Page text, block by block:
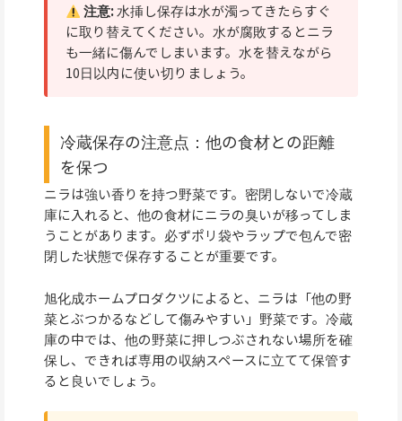
注意:水挿し保存は水が濁ってきたらすぐ
に取り替えてください。水が腐敗するとニラ
も一緒に傷んでしまいます。水を替えながら
10日以内に使い切りましょう。
冷蔵保存の注意点：他の食材との距離
を保つ
ニラは強い香りを持つ野菜です。密閉しないで冷蔵
庫に入れると、他の食材にニラの臭いが移ってしま
うことがあります。必ずポリ袋やラップで包んで密
閉した状態で保存することが重要です。
旭化成ホームプロダクツによると、ニラは「他の野
菜とぶつかるなどして傷みやすい」野菜です。冷蔵
庫の中では、他の野菜に押しつぶされない場所を確
保し、できれば専用の収納スペースに立てて保管す
ると良いでしょう。